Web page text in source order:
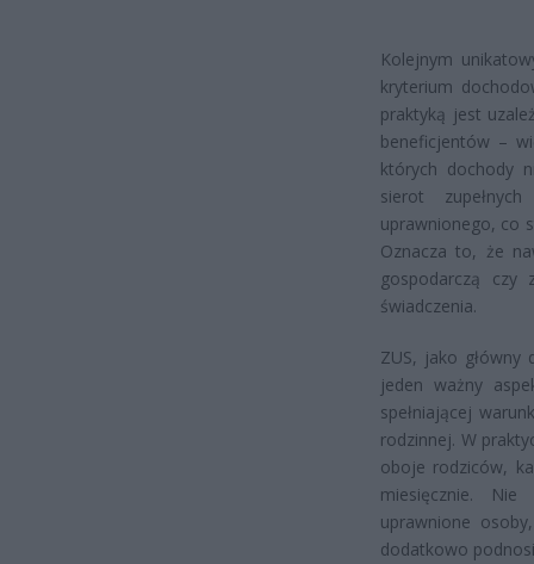
Kolejnym
kryterium
praktyką jest
beneficjentów –
których dochody
sierot
uprawnionego, co
Oznacza to, że
gospodarczą czy
świadczenia.
ZUS, jako główny
jeden ważny
spełniającej
rodzinnej. W
oboje rodziców,
miesięcznie. Nie
uprawnione
dodatkowo